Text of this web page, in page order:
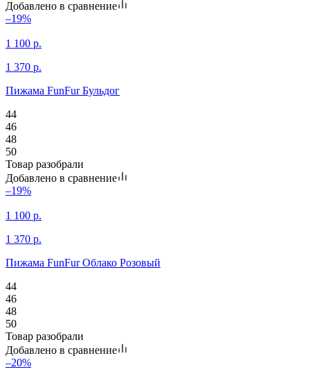
Добавлено в сравнение
–19%
1 100 р.
1 370 р.
Пижама FunFur Бульдог
44
46
48
50
Товар разобрали
Добавлено в сравнение
–19%
1 100 р.
1 370 р.
Пижама FunFur Облако Розовый
44
46
48
50
Товар разобрали
Добавлено в сравнение
–20%